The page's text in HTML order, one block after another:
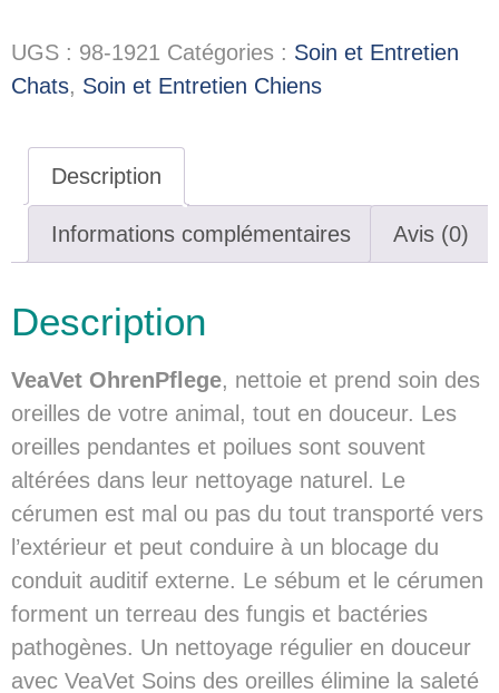
UGS : 98-1921 Catégories : Soin et Entretien
Chats, Soin et Entretien Chiens
Description
Informations complémentaires Avis (0)
Description
VeaVet OhrenPflege, nettoie et prend soin des
oreilles de votre animal, tout en douceur. Les
oreilles pendantes et poilues sont souvent
altérées dans leur nettoyage naturel. Le
cérumen est mal ou pas du tout transporté vers
l’extérieur et peut conduire à un blocage du
conduit auditif externe. Le sébum et le cérumen
forment un terreau des fungis et bactéries
pathogènes. Un nettoyage régulier en douceur
avec VeaVet Soins des oreilles élimine la saleté